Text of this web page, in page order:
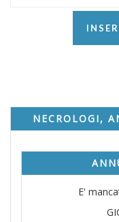
NECROLOGI,
E'